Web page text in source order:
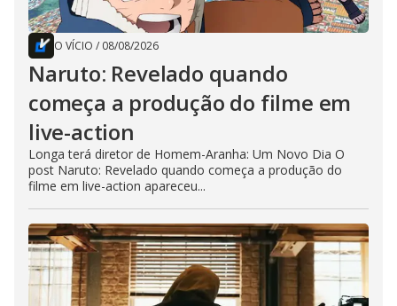
O VÍCIO / 08/08/2026
Naruto: Revelado quando
começa a produção do filme em
live-action
Longa terá diretor de Homem-Aranha: Um Novo Dia O
post Naruto: Revelado quando começa a produção do
filme em live-action apareceu...